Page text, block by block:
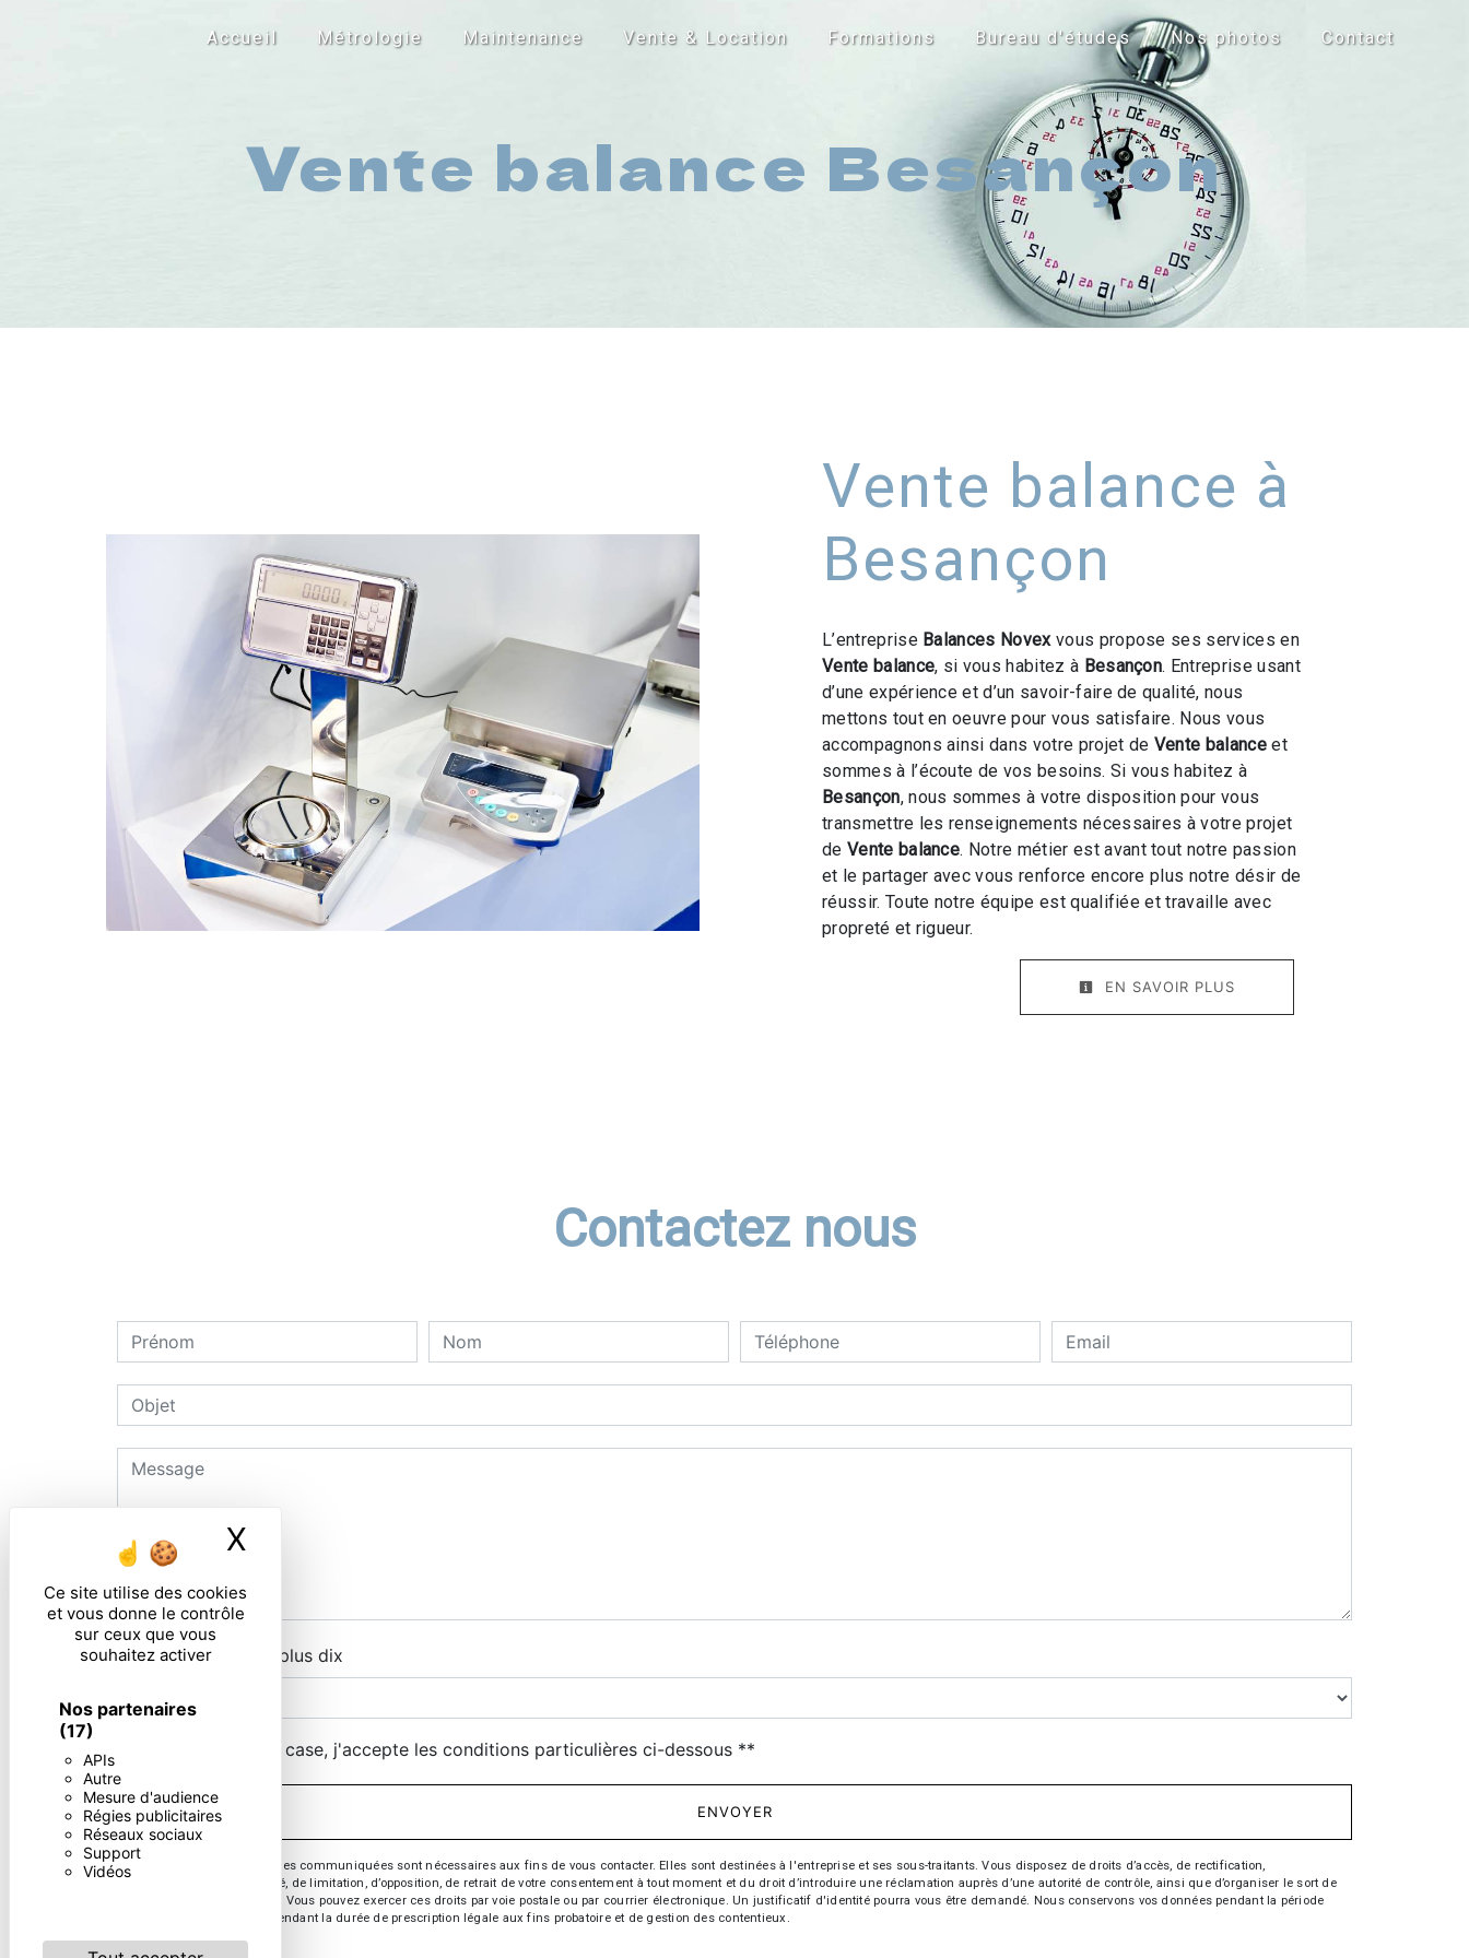
Ce site utilise des cookies
et vous donne le contrôle
sur ceux que vous
souhaitez activer
Nos partenaires
(17)
APIs
Autre
Mesure d'audience
Régies publicitaires
Réseaux sociaux
Support
Vidéos
X
Accueil Métrologie Maintenance Vente & Location Formations Bureau d'études Nos photos Contact
Vente balance Besançon
Vente balance à
Besançon
L’entreprise Balances Novexvous propose ses services en
Vente balance, si vous habitez à Besançon. Entreprise usant
d’une expérience et d’un savoir-faire de qualité, nous
mettons tout en oeuvre pour vous satisfaire. Nous vous
accompagnons ainsi dans votre projet de Vente balanceet
sommes à l’écoute de vos besoins. Si vous habitez à
Besançon, nous sommes à votre disposition pour vous
transmettre les renseignements nécessaires à votre projet
de Vente balance. Notre métier est avant tout notre passion
et le partager avec vous renforce encore plus notre désir de
réussir. Toute notre équipe est qualifiée et travaille avec
propreté et rigueur.
EN SAVOIR PLUS
Contactez nous
Combien font trois plus dix
En cochant cette case, j'accepte les conditions particulières ci-dessous **
ENVOYER
** Les données personnelles communiquées sont nécessaires aux fins de vous contacter. Elles sont destinées à l'entreprise et ses sous-traitants. Vous disposez de droits d’accès, de rectification,
d’effacement, de portabilité, de limitation, d’opposition, de retrait de votre consentement à tout moment et du droit d’introduire une réclamation auprès d’une autorité de contrôle, ainsi que d’organiser le sort de
vos données post-mortem. Vous pouvez exercer ces droits par voie postale ou par courrier électronique. Un justificatif d'identité pourra vous être demandé. Nous conservons vos données pendant la période
de prise de contact puis pendant la durée de prescription légale aux fins probatoire et de gestion des contentieux.